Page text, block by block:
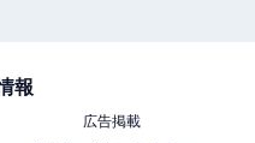
報
広告掲載